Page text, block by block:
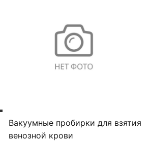
Вакуумные пробирки для взятия
венозной крови